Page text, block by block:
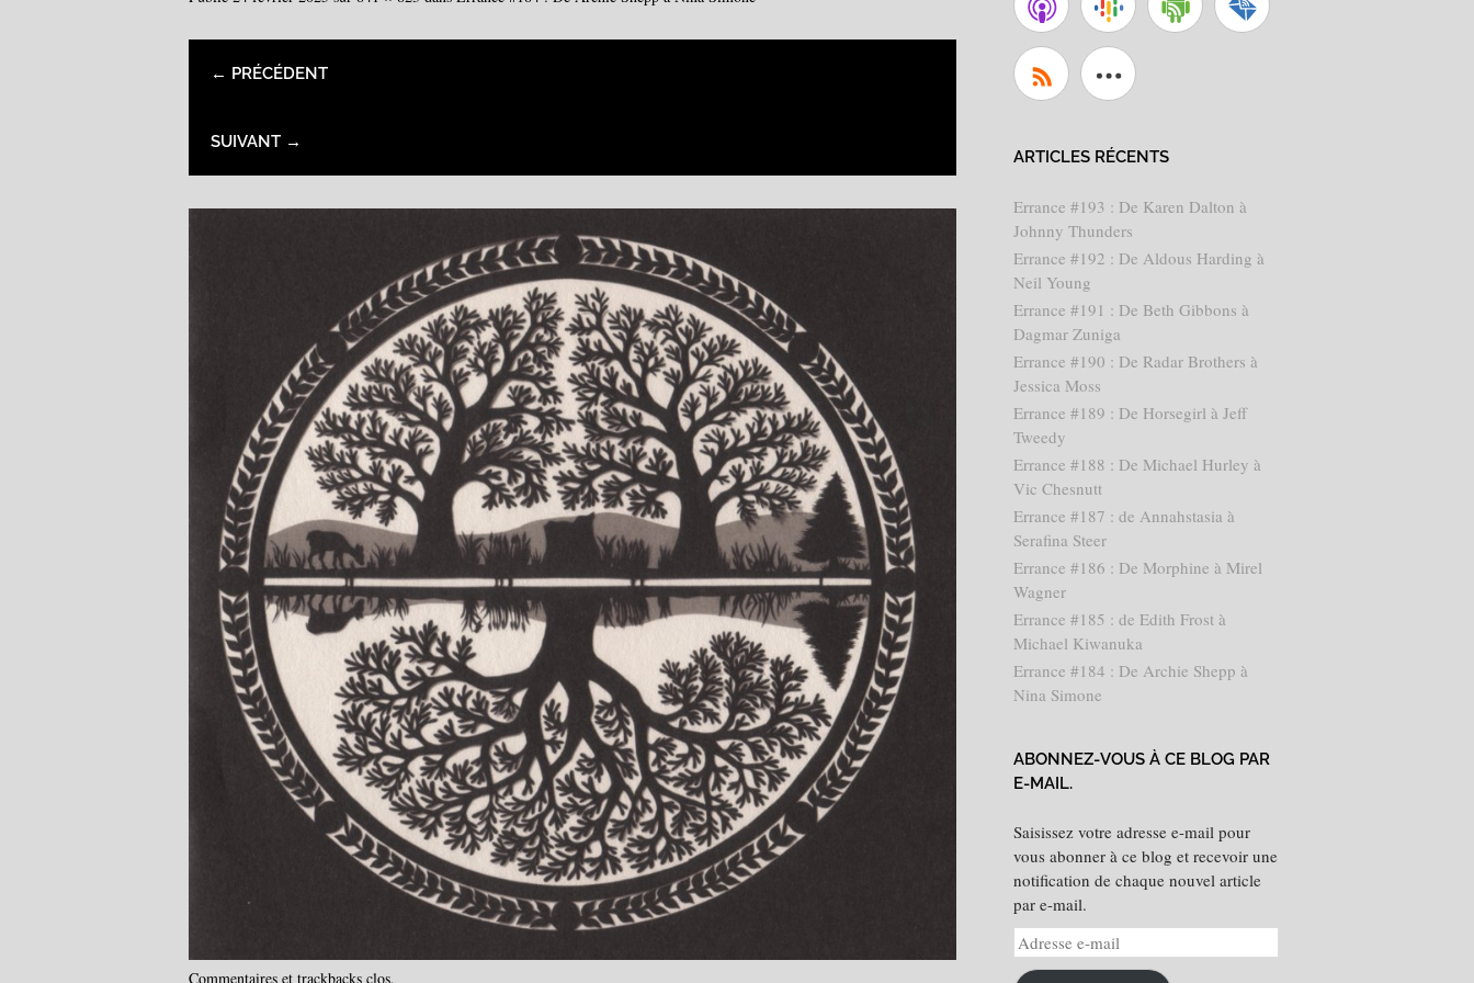
← PRÉCÉDENT
SUIVANT →
Commentaires et trackbacks clos.
ARTICLES RÉCENTS
Errance #193 : De Karen Dalton à
Johnny Thunders
Errance #192 : De Aldous Harding à
Neil Young
Errance #191 : De Beth Gibbons à
Dagmar Zuniga
Errance #190 : De Radar Brothers à
Jessica Moss
Errance #189 : De Horsegirl à Jeff
Tweedy
Errance #188 : De Michael Hurley à
Vic Chesnutt
Errance #187 : de Annahstasia à
Serafina Steer
Errance #186 : De Morphine à Mirel
Wagner
Errance #185 : de Edith Frost à
Michael Kiwanuka
Errance #184 : De Archie Shepp à
Nina Simone
ABONNEZ-VOUS À CE BLOG PAR
E-MAIL.
Saisissez votre adresse e-mail pour
vous abonner à ce blog et recevoir une
notification de chaque nouvel article
par e-mail.
Adresse
e-